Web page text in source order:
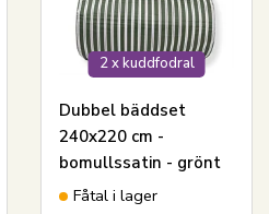
2 x kuddfodral
Dubbel bäddset
240x220 cm -
bomullssatin - grönt
randigt mönster
Fåtal i lager